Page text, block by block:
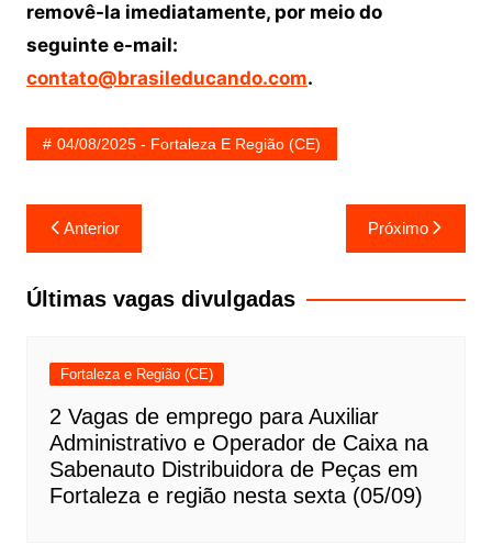
removê-la imediatamente, por meio do
seguinte e-mail:
contato@brasileducando.com.
04/08/2025 - Fortaleza E Região (CE)
Navegação
de
Post
Anterior Próximo
Últimas vagas divulgadas
Fortaleza e Região (CE)
2 Vagas de emprego para Auxiliar
Administrativo e Operador de Caixa na
Sabenauto Distribuidora de Peças em
Fortaleza e região nesta sexta (05/09)